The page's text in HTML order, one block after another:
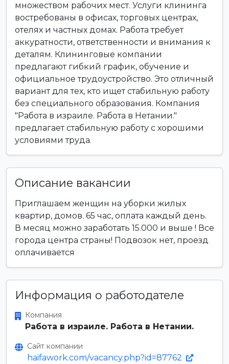
множеством рабочих мест. Услуги клининга
востребованы в офисах, торговых центрах,
отелях и частных домах. Работа требует
аккуратности, ответственности и внимания к
деталям. Клининговые компании
предлагают гибкий график, обучение и
официальное трудоустройство. Это отличный
вариант для тех, кто ищет стабильную работу
без специального образования. Компания
"Работа в израиле. Работа в Нетании."
предлагает стабильную работу с хорошими
условиями труда.
Описание вакансии
Приглашаем женщин на уборки жилых
квартир, домов. 65 час, оплата каждый день.
В месяц можно заработать 15.000 и выше ! Все
города центра страны! Подвозок нет, проезд
оплачивается
Информация о работодателе
Компания
Работа в израиле. Работа в Нетании.
Сайт компании
haifawork.com/vacancy.php?id=87762